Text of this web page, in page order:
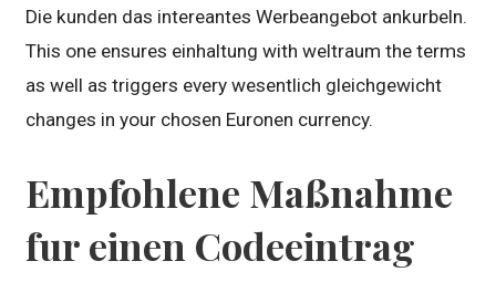
Die kunden das intereantes Werbeangebot ankurbeln.
This one ensures einhaltung with weltraum the terms
as well as triggers every wesentlich gleichgewicht
changes in your chosen Euronen currency.
Empfohlene Maßnahme
fur einen Codeeintrag